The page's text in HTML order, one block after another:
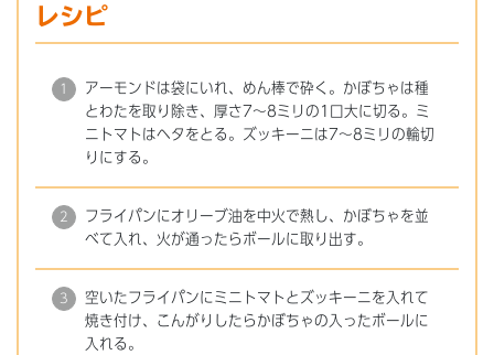
レシピ
アーモンドは袋にいれ、めん棒で砕く。かぼちゃは種
とわたを取り除き、厚さ7～8ミリの1口大に切る。ミ
ニトマトはヘタをとる。ズッキーニは7～8ミリの輪切
りにする。
フライパンにオリーブ油を中火で熱し、かぼちゃを並
べて入れ、火が通ったらボールに取り出す。
空いたフライパンにミニトマトとズッキーニを入れて
焼き付け、こんがりしたらかぼちゃの入ったボールに
入れる。